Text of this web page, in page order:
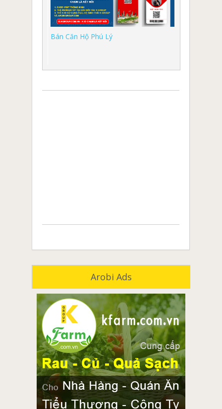
Bán Căn Hộ Phú Lý
Arobi Ads
môi giới nhà đất đồng nai
môi giới nhà đất biên hòa
môi giới nhà đất long khánh